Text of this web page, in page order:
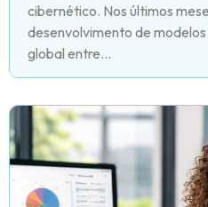
cibernético. Nos últimos
desenvolvimento de
global entre...